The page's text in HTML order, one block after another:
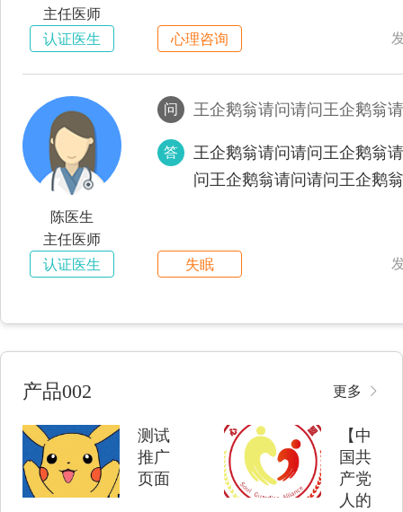
主任医师
认证医生
炎为咽部粘膜、粘膜下及淋
炎蔓延而来，病因不明，临
心理咨询
陈医生
主任医师
认证医生
问
答
王企鹅翁请问请问王企鹅翁
问王企鹅翁请问请问王企鹅
失眠
产品002 更多
测试
推广
页面
【中
国共
产党
人的